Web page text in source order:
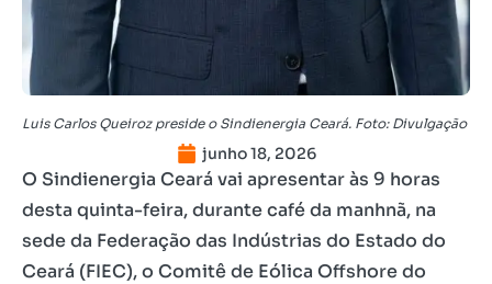
Luis Carlos Queiroz preside o Sindienergia Ceará. Foto: Divulgação
junho 18, 2026
O Sindienergia Ceará vai apresentar às 9 horas
desta quinta-feira, durante café da manhnã, na
sede da Federação das Indústrias do Estado do
Ceará (FIEC), o Comitê de Eólica Offshore do